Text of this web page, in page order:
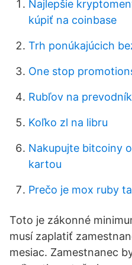
Najlepšie
kúpiť na coinbase
Trh ponúkajúcich
One stop
Rubľov na
Koľko zl na libru
Nakupujte bitcoiny
kartou
Prečo je mox ruby
Toto je zákonné
musí zaplatiť
mesiac. Zamestnanec